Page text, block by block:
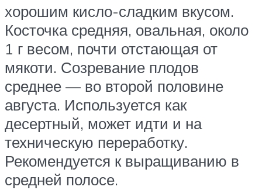
хорошим кисло-сладким вкусом.
Косточка средняя, овальная, около
1 г весом, почти отстающая от
мякоти. Созревание плодов
среднее — во второй половине
августа. Используется как
десертный, может идти и на
техническую переработку.
Рекомендуется к выращиванию в
средней полосе.